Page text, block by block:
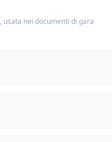
usata nei documenti di gara